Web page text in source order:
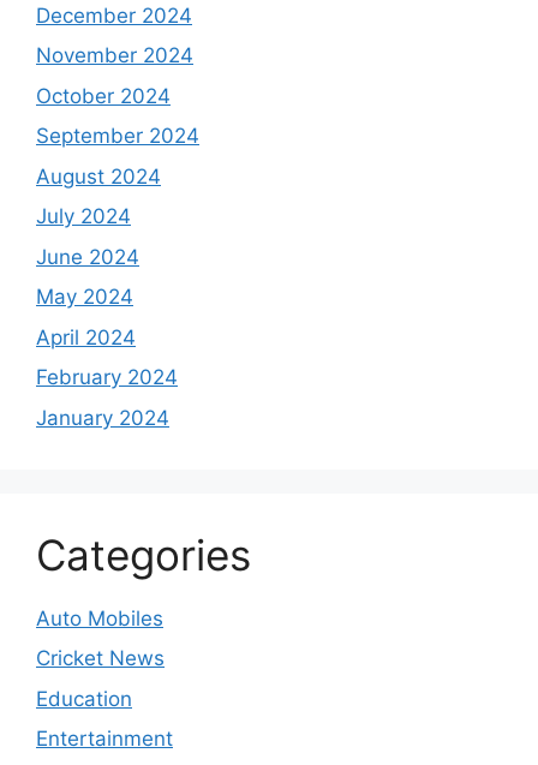
December 2024
November 2024
October 2024
September 2024
August 2024
July 2024
June 2024
May 2024
April 2024
February 2024
January 2024
Categories
Auto Mobiles
Cricket News
Education
Entertainment